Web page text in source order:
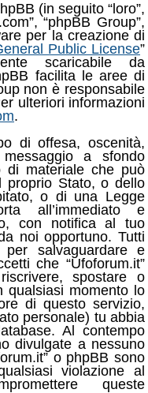
(in seguito “loro”,
“phpBB Group”,
per la creazione di
Public License”
scaricabile da
facilita le aree di
non è responsabile
ulteriori informazioni
.
di offesa, oscenità,
a sfondo
di materiale che può
proprio Stato, o dello
o di una Legge
all’immediato e
con notifica al tuo
noi opportuno. Tutti
salvaguardare e
che “Ufoforum.it”
spostare o
qualsiasi momento lo
di questo servizio,
personale) tu abbia
Al contempo
divulgate a nessuno
o phpBB sono
violazione al
queste